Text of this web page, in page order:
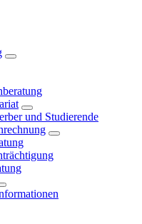
und Studierende